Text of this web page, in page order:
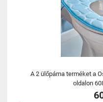
A 2 ülőpárna terméket a
oldalon